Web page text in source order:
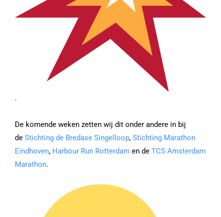
.
De komende weken zetten wij dit onder andere in bij
de Stichting de Bredase Singelloop, Stichting Marathon
Eindhoven, Harbour Run Rotterdamen de TCS Amsterdam
Marathon.